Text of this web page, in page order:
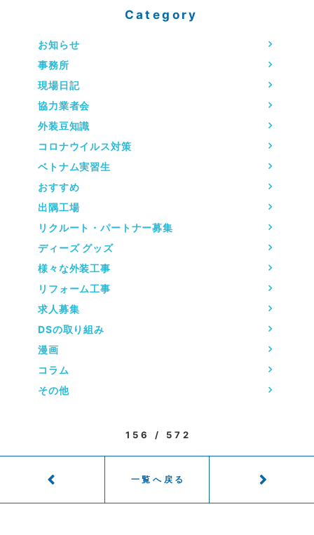
Category
お知らせ
事務所
現場日記
協力業者会
外装豆知識
コロナウイルス対策
ベトナム実習生
おすすめ
出隅工場
リクルート・パートナー募集
ディーズ グッズ
様々な外装工事
リフォーム工事
求人募集
DSの取り組み
漫画
コラム
その他
156 / 572
一覧へ戻る